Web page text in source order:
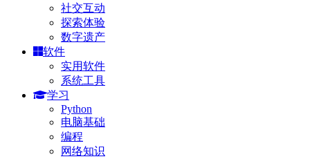
社交互动
探索体验
数字遗产
软件
实用软件
系统工具
学习
Python
电脑基础
编程
网络知识